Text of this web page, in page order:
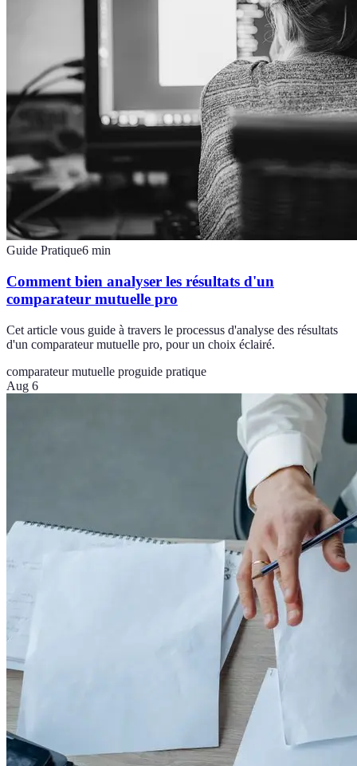
Guide Pratique6 min
Comment bien analyser les résultats d'un
comparateur mutuelle pro
Cet article vous guide à travers le processus d'analyse des résultats
d'un comparateur mutuelle pro, pour un choix éclairé.
comparateur mutuelle proguide pratique
Aug 6